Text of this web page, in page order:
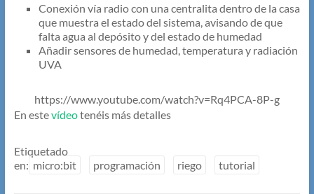
Conexión vía radio con una centralita dentro de la casa
que muestra el estado del sistema, avisando de que
falta agua al depósito y del estado de humedad
Añadir sensores de humedad, temperatura y radiación
UVA
https://www.youtube.com/watch?v=Rq4PCA-8P-g
En estevídeotenéis más detalles
Etiquetado
en: micro:bit programación riego tutorial